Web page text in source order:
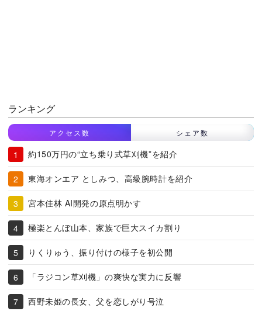
ランキング
アクセス数 シェア数
約150万円の“立ち乗り式草刈機”を紹介
東海オンエア としみつ、高級腕時計を紹介
宮本佳林 AI開発の原点明かす
極楽とんぼ山本、家族で巨大スイカ割り
りくりゅう、振り付けの様子を初公開
「ラジコン草刈機」の爽快な実力に反響
西野未姫の長女、父を恋しがり号泣